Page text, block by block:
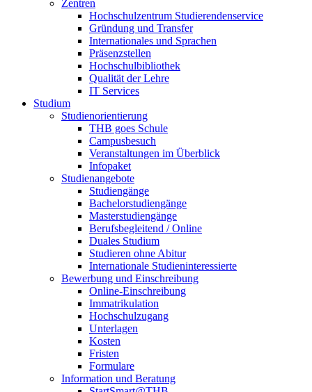
Zentren
Hochschulzentrum Studierendenservice
Gründung und Transfer
Internationales und Sprachen
Präsenzstellen
Hochschulbibliothek
Qualität der Lehre
IT Services
Studium
Studienorientierung
THB goes Schule
Campusbesuch
Veranstaltungen im Überblick
Infopaket
Studienangebote
Studiengänge
Bachelorstudiengänge
Masterstudiengänge
Berufsbegleitend / Online
Duales Studium
Studieren ohne Abitur
Internationale Studieninteressierte
Bewerbung und Einschreibung
Online-Einschreibung
Immatrikulation
Hochschulzugang
Unterlagen
Kosten
Fristen
Formulare
Information und Beratung